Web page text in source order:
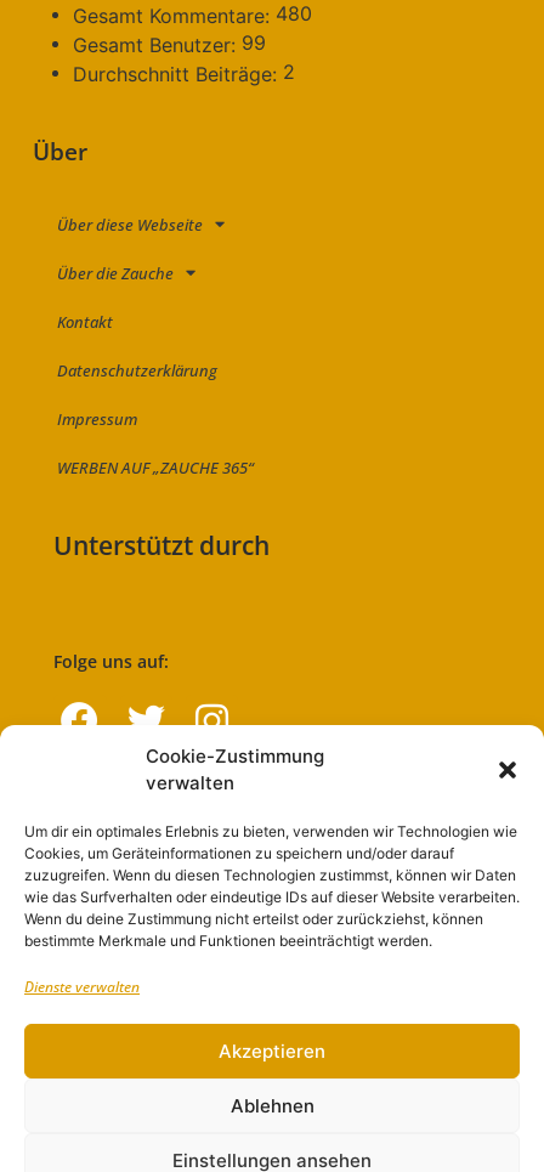
Cookie-Zustimmung
verwalten
Um dir ein optimales Erlebnis zu bieten, verwenden wir Technologien wie
Cookies, um Geräteinformationen zu speichern und/oder darauf
zuzugreifen. Wenn du diesen Technologien zustimmst, können wir Daten
wie das Surfverhalten oder eindeutige IDs auf dieser Website verarbeiten.
Wenn du deine Zustimmung nicht erteilst oder zurückziehst, können
bestimmte Merkmale und Funktionen beeinträchtigt werden.
Dienste verwalten
Akzeptieren
Ablehnen
Einstellungen ansehen
Gesamt Kommentare: 480
Gesamt Benutzer: 99
Durchschnitt Beiträge: 2
Über
Über diese Webseite
Über die Zauche
Kontakt
Datenschutzerklärung
Impressum
WERBEN AUF „ZAUCHE 365“
Unterstützt durch
Folge uns auf:
Navigation
Start
Nutzungsbedingungen
Abo
Artikel einreichen
Kontakt